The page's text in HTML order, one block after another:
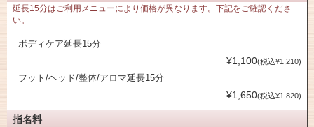
延長15分はご利用メニューにより価格が異なります。下記をご確認くださ
い。
ボディケア延長15分
¥1,100(税込¥1,210)
フット/ヘッド/整体/アロマ延長15分
¥1,650(税込¥1,820)
指名料